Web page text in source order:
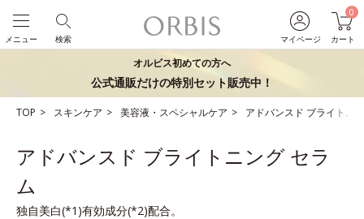
マイページ
0
カート
検索
メニュー
オルビス初めての方へ
公式通販だけの特別セット販売中！
TOP スキンケア 美容液・スペシャルケア アドバンスド ブライトニ
アドバンスド ブライトニング セラ
ム
独自美白(*1)有効成分(*2)配合。